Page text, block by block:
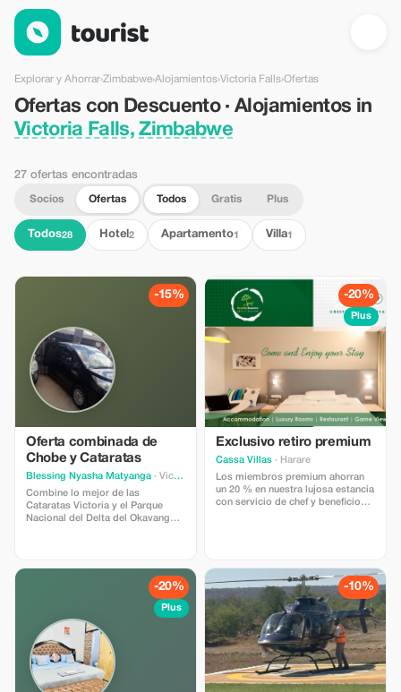
Ofertas con Descuento · Alojamientos in Victoria Falls,
Explorar y Ahorrar›Zimbabwe›Alojamientos›Victoria Falls›Ofertas
Ofertas con Descuento · Alojamientos in
Victoria Falls, Zimbabwe
27 ofertas encontradas
Socios Ofertas Todos Gratis Plus
Todos28 Hotel 2 Apartamento1 Villa1
-15%
Oferta combinada de
Chobe y Cataratas
Blessing Nyasha Matyanga · Victoria Falls
Combine lo mejor de las
Cataratas Victoria y el Parque
Nacional del Delta del Okavango
guiada a las cataratas y un viaje
completo al delta con crucero en
destinos icónicos con guías
locales expertos y servicio
impecable. Válido para reservas
anticipadas y sujeto a
disponibilidad.
-20%
Plus
Exclusivo retiro premium
Cassa Villas · Harare
Los miembros premium ahorran
un 20 % en nuestra lujosa estancia
con servicio de chef y beneficios
-20%
Plus
-10%